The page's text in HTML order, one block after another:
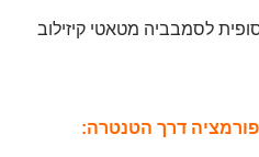
לסמבביה מטאטי קיזילוב
דרך הטנטרה: